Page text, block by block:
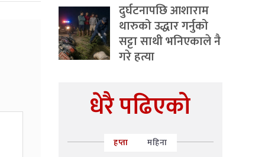
दुर्घटनापछि आशाराम
थारुको उद्धार गर्नुको
सट्टा साथी भनिएकाले नै
गरे हत्या
धेरै पढिएको
हप्ता महिना